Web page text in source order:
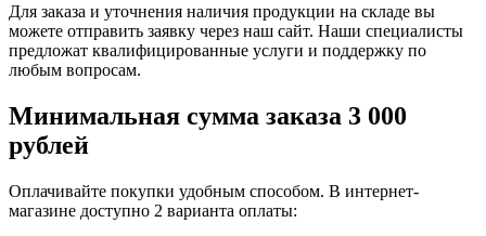
Для заказа и уточнения наличия продукции на складе вы
можете отправить заявку через наш сайт. Наши специалисты
предложат квалифицированные услуги и поддержку по
любым вопросам.
Минимальная сумма заказа 3 000
рублей
Оплачивайте покупки удобным способом. В интернет-
магазине доступно 2 варианта оплаты: